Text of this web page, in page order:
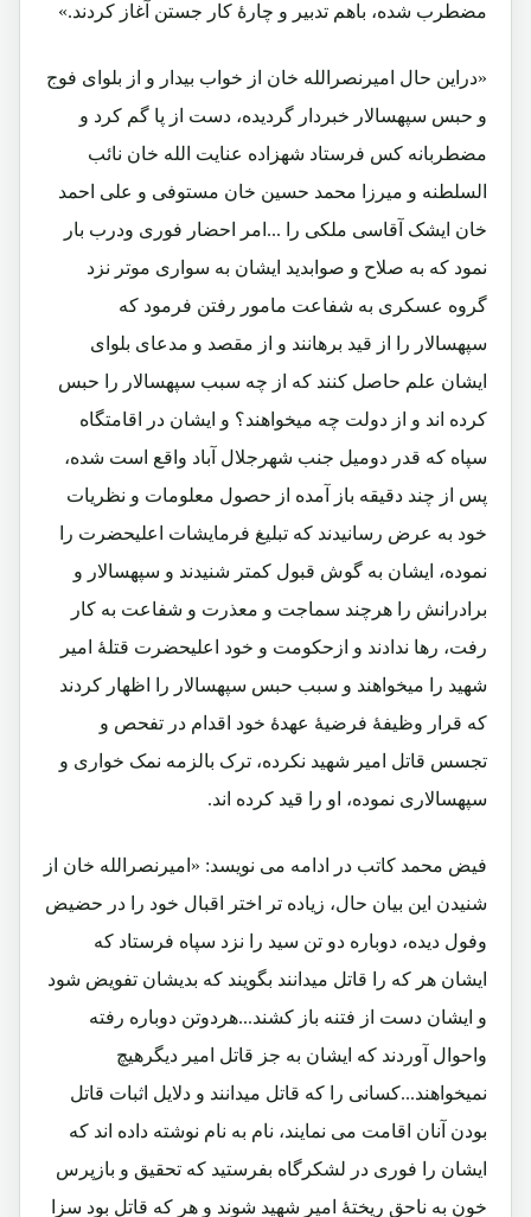
مضطرب شده، باهم تدبیر و چارۀ کار جستن آغاز کردند.»
«دراین حال امیرنصرالله خان از خواب بیدار و از بلوای فوج
و حبس سپهسالار خبردار گردیده، دست از پا گم کرد و
مضطربانه کس فرستاد شهزاده عنایت الله خان نائب
السلطنه و میرزا محمد حسین خان مستوفی و علی احمد
خان ایشک آقاسی ملکی را ...امر احضار فوری ودرب بار
نمود که به صلاح و صوابدید ایشان به سواری موتر نزد
گروه عسکری به شفاعت مامور رفتن فرمود که
سپهسالار را از قید برهانند و از مقصد و مدعای بلوای
ایشان علم حاصل کنند که از چه سبب سپهسالار را حبس
کرده اند و از دولت چه میخواهند؟ و ایشان در اقامتگاه
سپاه که قدر دومیل جنب شهرجلال آباد واقع است شده،
پس از چند دقیقه باز آمده از حصول معلومات و نظریات
خود به عرض رسانیدند که تبلیغ فرمایشات اعلیحضرت را
نموده، ایشان به گوش قبول کمتر شنیدند و سپهسالار و
برادرانش را هرچند سماجت و معذرت و شفاعت به کار
رفت، رها ندادند و ازحکومت و خود اعلیحضرت قتلۀ امیر
شهید را میخواهند و سبب حبس سپهسالار را اظهار کردند
که قرار وظیفۀ فرضیۀ عهدۀ خود اقدام در تفحص و
تجسس قاتل امیر شهید نکرده، ترک بالزمه نمک خواری و
سپهسالاری نموده، او را قید کرده اند.
فیض محمد کاتب در ادامه می نویسد: «امیرنصرالله خان از
شنیدن این بیان حال، زیاده تر اختر اقبال خود را در حضیض
وفول دیده، دوباره دو تن سید را نزد سپاه فرستاد که
ایشان هر که را قاتل میدانند بگویند که بدیشان تفویض شود
و ایشان دست از فتنه باز کشند...هردوتن دوباره رفته
واحوال آوردند که ایشان به جز قاتل امیر دیگرهیچ
نمیخواهند...کسانی را که قاتل میدانند و دلایل اثبات قاتل
بودن آنان اقامت می نمایند، نام به نام نوشته داده اند که
ایشان را فوری در لشکرگاه بفرستید که تحقیق و بازپرس
خون به ناحق ریختۀ امیر شهید شوند و هر که قاتل بود سزا